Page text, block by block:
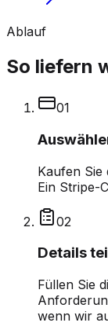
Ablauf
So liefern
01
Kaufen Sie
Ein Stripe-
02
Details
Füllen Sie
wenn wir